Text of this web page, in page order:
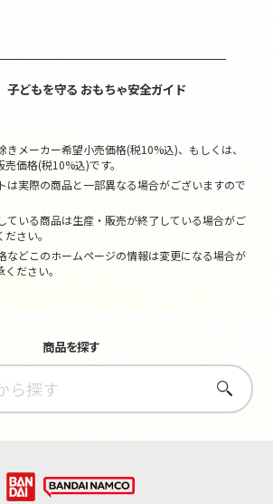
子どもを守る おもちゃ安全ガイド
メーカー希望小売価格(税10%込)、もしくは、
価格(税10%込)です。
実際の商品と一部異なる場合がございますので
いる商品は生産・販売が終了している場合がご
さい。
どこのホームページの情報は変更になる場合が
ださい。
商品を探す
さがす